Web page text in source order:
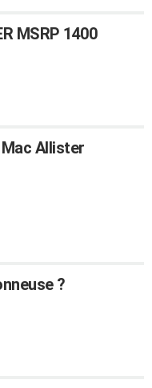
MSRP 1400
Allister
?